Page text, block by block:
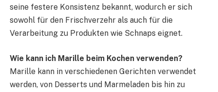
seine festere Konsistenz bekannt, wodurch er sich
sowohl für den Frischverzehr als auch für die
Verarbeitung zu Produkten wie Schnaps eignet.
Wie kann ich Marille beim Kochen verwenden?
Marille kann in verschiedenen Gerichten verwendet
werden, von Desserts und Marmeladen bis hin zu